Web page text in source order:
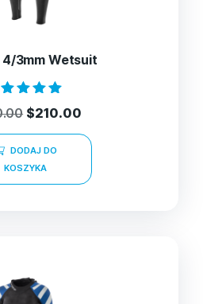
3mm Wetsuit
Oceniono
5.00
na 5
$210.00
DODAJ DO
KOSZYKA